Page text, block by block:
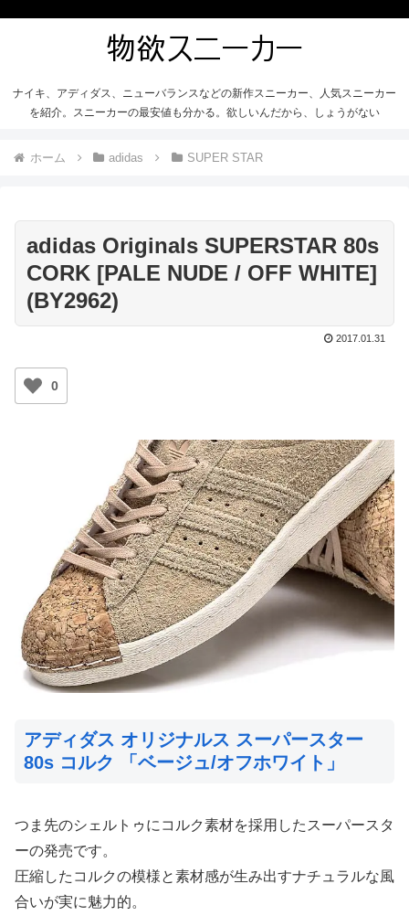
ナイキ、アディダス、ニューバランスなどの新作スニーカー、人気スニーカー
を紹介。スニーカーの最安値も分かる。欲しいんだから、しょうがない
ホーム adidas SUPER STAR
adidas Originals SUPERSTAR 80s
CORK [PALE NUDE / OFF WHITE]
(BY2962)
2017.01.31
0
アディダス オリジナルス スーパースター
80s コルク 「ベージュ/オフホワイト」
つま先のシェルトゥにコルク素材を採用したスーパースタ
ーの発売です。
圧縮したコルクの模様と素材感が生み出すナチュラルな風
合いが実に魅力的。